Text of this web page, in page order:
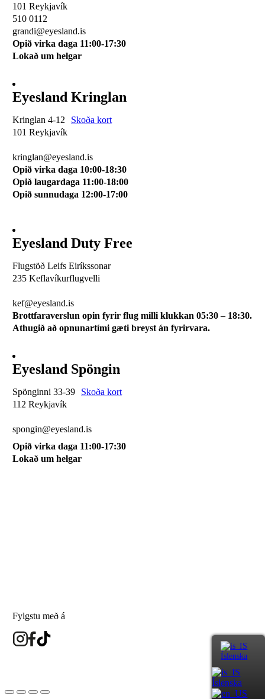
101 Reykjavík
510 0112
grandi@eyesland.is
Opið virka daga 11:00-17:30
Lokað um helgar
Eyesland Kringlan
Kringlan 4-12
Skoða kort
101 Reykjavík
kringlan@eyesland.is
Opið virka daga 10:00-18:30
Opið laugardaga 11:00-18:00
Opið sunnudaga 12:00-17:00
Eyesland Duty Free
Flugstöð Leifs Eiríkssonar
235 Keflavíkurflugvelli
kef@eyesland.is
Brottfaraverslun opin fyrir flug milli klukkan 05:30 – 18:30.
Athugið að opnunartími gæti breyst án fyrirvara.
Eyesland Spöngin
Spönginni 33-39
Skoða kort
112 Reykjavík
spongin@eyesland.is
Opið virka daga 11:00-17:30
Lokað um helgar
Fylgstu með á
Íslenska
Íslenska